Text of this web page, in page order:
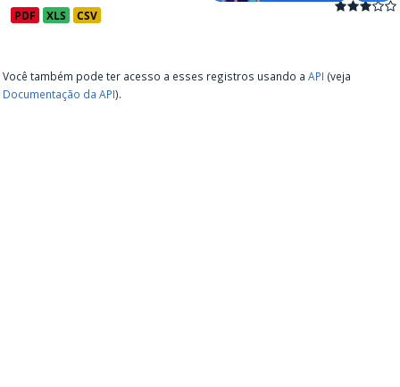
PDF XLS CSV
Você também pode ter acesso a esses registros usando a API (veja
Documentação da API).